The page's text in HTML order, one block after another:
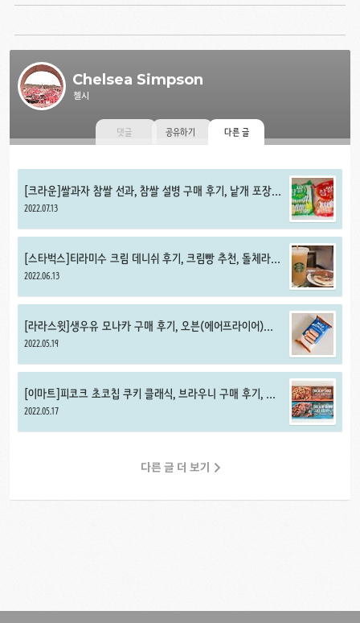
Chelsea Simpson
첼시
댓글 공유하기 다른 글
[크라운]쌀과자 참쌀 선과, 참쌀 설병 구매 후기, 낱개 포장
간식 추천
2022.07.13
[스타벅스]티라미수 크림 데니쉬 후기, 크림빵 추천, 돌체라떼
덜 달고 커피맛+우유맛 진하게 커스텀
2022.06.13
[라라스윗]생우유 모나카 구매 후기, 오븐(에어프라이어)에
모나카 아이스크림 구워먹기
2022.05.19
[이마트]피코크 초코칩 쿠키 클래식, 브라우니 구매 후기, 달
콤한 초코칩 쿠키 추천
2022.05.17
다른 글 더 보기